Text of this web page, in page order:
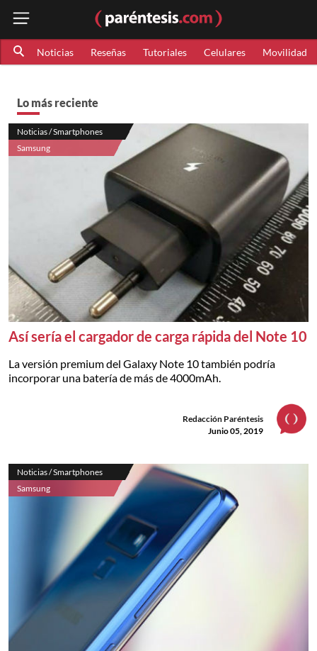
Noticias Reseñas Tutoriales Celulares Movilidad
Lo más reciente
Noticias / Smartphones
Samsung
Así sería el cargador de carga rápida del Note 10
La versión premium del Galaxy Note 10 también podría
incorporar una batería de más de 4000mAh.
Redacción Paréntesis
Junio 05, 2019
Noticias / Smartphones
Samsung